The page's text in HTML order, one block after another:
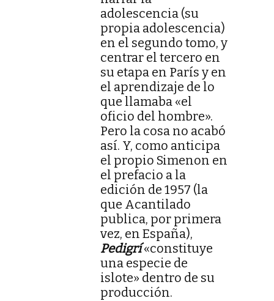
adolescencia (su
propia adolescencia)
en el segundo tomo, y
centrar el tercero en
su etapa en París y en
el aprendizaje de lo
que llamaba «el
oficio del hombre».
Pero la cosa no acabó
así. Y, como anticipa
el propio Simenon en
el prefacio a la
edición de 1957 (la
que Acantilado
publica, por primera
vez, en España),
Pedigrí«constituye
una especie de
islote» dentro de su
producción.